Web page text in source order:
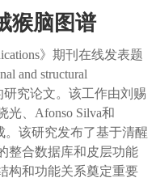
猴脑图谱
》期刊在线发表题
and structural
研究论文。该工作由刘赐
光、Afonso Silva和
。该研究发布了基于清醒
整合数据库和皮层功能
构和功能关系奠定重要